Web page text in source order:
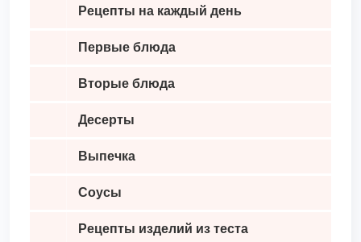
Рецепты на каждый день
Первые блюда
Вторые блюда
Десерты
Выпечка
Соусы
Рецепты изделий из теста